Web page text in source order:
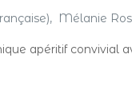
Mélanie
apéritif convivial